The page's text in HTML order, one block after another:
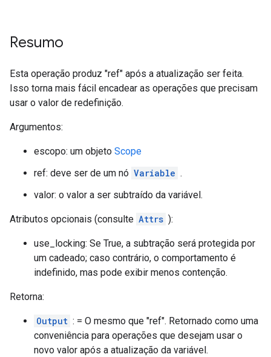
Resumo
Esta operação produz "ref" após a atualização ser feita.
Isso torna mais fácil encadear as operações que precisam
usar o valor de redefinição.
Argumentos:
escopo: um objeto Scope
ref: deve ser de um nó Variable .
valor: o valor a ser subtraído da variável.
Atributos opcionais (consulte Attrs ):
use_locking: Se True, a subtração será protegida por
um cadeado; caso contrário, o comportamento é
indefinido, mas pode exibir menos contenção.
Retorna:
Output : = O mesmo que "ref". Retornado como uma
conveniência para operações que desejam usar o
novo valor após a atualização da variável.